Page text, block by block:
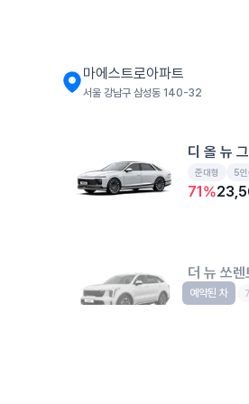
마에스트로아파트
서울 강남구 삼성동 140-32
디 올 뉴
준대형 5인
71%
더 뉴 쏘렌
중형SUV
예약된 차